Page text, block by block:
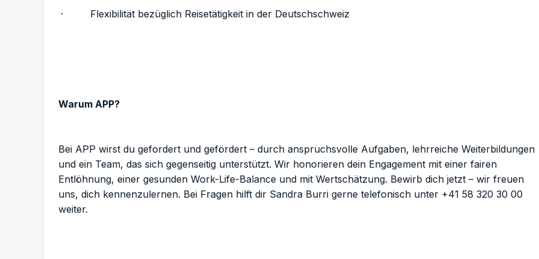
· Flexibilität bezüglich Reisetätigkeit in der Deutschschweiz
Warum APP?
Bei APP wirst du gefordert und gefördert – durch anspruchsvolle Aufgaben, lehrreiche Weiterbildungen
und ein Team, das sich gegenseitig unterstützt. Wir honorieren dein Engagement mit einer fairen
Entlöhnung, einer gesunden Work-Life-Balance und mit Wertschätzung. Bewirb dich jetzt – wir freuen
uns, dich kennenzulernen. Bei Fragen hilft dir Sandra Burri gerne telefonisch unter +41 58 320 30 00
weiter.